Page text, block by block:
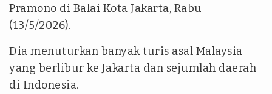
Pramono di Balai Kota Jakarta, Rabu
(13/5/2026).
Dia menuturkan banyak turis asal Malaysia
yang berlibur ke Jakarta dan sejumlah daerah
di Indonesia.